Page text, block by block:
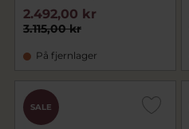
3.115,00 kr
2.492,00 kr
På fjernlager
SALE